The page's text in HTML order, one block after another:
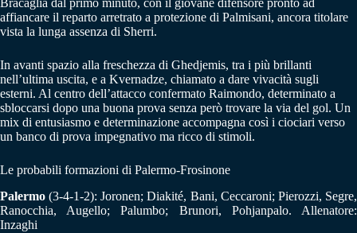
Bracaglia dal primo minuto, con il giovane difensore pronto ad
affiancare il reparto arretrato a protezione di Palmisani, ancora titolare
vista la lunga assenza di Sherri.
In avanti spazio alla freschezza di Ghedjemis, tra i più brillanti
nell’ultima uscita, e a Kvernadze, chiamato a dare vivacità sugli
esterni. Al centro dell’attacco confermato Raimondo, determinato a
sbloccarsi dopo una buona prova senza però trovare la via del gol. Un
mix di entusiasmo e determinazione accompagna così i ciociari verso
un banco di prova impegnativo ma ricco di stimoli.
Le probabili formazioni di Palermo-Frosinone
Palermo (3-4-1-2): Joronen; Diakité, Bani, Ceccaroni; Pierozzi, Segre,
Ranocchia, Augello; Palumbo; Brunori, Pohjanpalo. Allenatore:
Inzaghi